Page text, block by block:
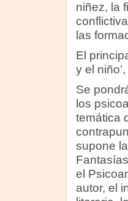
niñez, la
las
El
y el
Se
los
temática
supone
el
autor, el